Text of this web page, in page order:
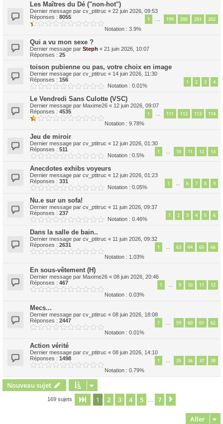
Les Maîtres du Dé ("non-hot")
Dernier message par cv_ptitruc « 22 juin 2026, 09:53
Réponses : 8055 1 … 199 200 201 202
Notation : 3.9%
Qui a vu mon sexe ?
Dernier message par Steph « 21 juin 2026, 10:07
Réponses : 25
toison pubienne ou pas, votre choix en image
Dernier message par cv_ptitruc « 14 juin 2026, 11:30
Réponses : 156 1 2 3 4
Notation : 0.01%
Le Vendredi Sans Culotte (VSC)
Dernier message par Maxime26 « 12 juin 2026, 09:07
Réponses : 4535 1 … 111 112 113 114
Notation : 9.78%
Jeu de miroir
Dernier message par cv_ptitruc « 12 juin 2026, 01:30
Réponses : 511 1 … 10 11 12 13
Notation : 0.5%
Anecdotes exhibs voyeurs
Dernier message par cv_ptitruc « 12 juin 2026, 01:23
Réponses : 331 1 … 6 7 8 9
Notation : 0.05%
Nu.e sur un sofa!
Dernier message par cv_ptitruc « 11 juin 2026, 09:37
Réponses : 237 1 2 3 4 5 6
Notation : 0.46%
Dans la salle de bain..
Dernier message par cv_ptitruc « 11 juin 2026, 09:32
Réponses : 2631 1 … 63 64 65 66
Notation : 1.03%
En sous-vêtement (H)
Dernier message par Maxime26 « 08 juin 2026, 20:46
Réponses : 467 1 … 9 10 11 12
Notation : 0.03%
Mecs...
Dernier message par cv_ptitruc « 08 juin 2026, 18:08
Réponses : 2447 1 … 59 60 61 62
Notation : 0.01%
Action vérité
Dernier message par cv_ptitruc « 08 juin 2026, 14:10
Réponses : 1498 1 … 35 36 37 38
Notation : 0.79%
Nouveau sujet
169 sujets Page 1sur7
1 2 3 4 5 7
Aller